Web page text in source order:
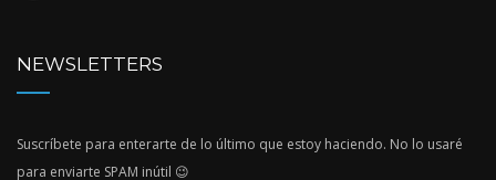
NEWSLETTERS
Suscríbete para enterarte de lo último que estoy haciendo. No lo usaré
para enviarte SPAM inútil 😉